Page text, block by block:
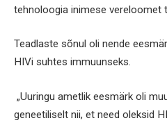
tehnoloogia inimese vereloomet
Teadlaste sõnul oli nende
HIVi suhtes immuunseks.
„Uuringu ametlik eesmärk oli
geneetiliselt nii, et need oleksid